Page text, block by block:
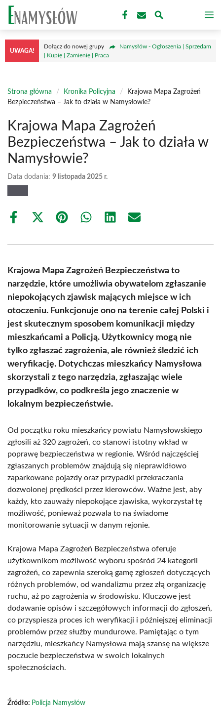
Przejdź
treści
UWAGA!
Dołącz do nowej grupy
Namysłów - Ogłoszenia | Sprzedam
| Kupię | Zamienię | Praca
Strona główna / Kronika Policyjna /
Krajowa Mapa Zagrożeń
Bezpieczeństwa – Jak to działa w Namysłowie?
Krajowa Mapa Zagrożeń
Bezpieczeństwa – Jak to działa w
Namysłowie?
Data dodania: 9 listopada 2025 r.
Share
Share
(Twitter)
Share Share Share Share
Krajowa Mapa Zagrożeń Bezpieczeństwa to
narzędzie, które umożliwia obywatelom zgłaszanie
niepokojących zjawisk mających miejsce w ich
otoczeniu. Funkcjonuje ono na terenie całej Polski i
jest skutecznym sposobem komunikacji między
mieszkańcami a Policją. Użytkownicy mogą nie
tylko zgłaszać zagrożenia, ale również śledzić ich
weryfikację. Dotychczas mieszkańcy Namysłowa
skorzystali z tego narzędzia, zgłaszając wiele
przypadków, co podkreśla jego znaczenie w
lokalnym bezpieczeństwie.
Od początku roku mieszkańcy powiatu Namysłowskiego
zgłosili aż 320 zagrożeń, co stanowi istotny wkład w
poprawę bezpieczeństwa w regionie. Wśród najczęściej
zgłaszanych problemów znajdują się nieprawidłowo
zaparkowane pojazdy oraz przypadki przekraczania
dozwolonej prędkości przez kierowców. Ważne jest, aby
każdy, kto zauważy niepokojące zjawiska, wykorzystał tę
możliwość, ponieważ pozwala to na świadome
monitorowanie sytuacji w danym rejonie.
Krajowa Mapa Zagrożeń Bezpieczeństwa oferuje
użytkownikom możliwość wyboru spośród 24 kategorii
zagrożeń, co zapewnia szeroką gamę zgłoszeń dotyczących
różnych problemów, od wandalizmu przez złą organizację
ruchu, aż po zagrożenia w środowisku. Kluczowe jest
dodawanie opisów i szczegółowych informacji do zgłoszeń,
co przyspiesza proces ich weryfikacji i późniejszej eliminacji
problemów przez służby mundurowe. Pamiętając o tym
narzędziu, mieszkańcy Namysłowa mają szansę na większe
poczucie bezpieczeństwa w swoich lokalnych
społecznościach.
Źródło: Policja Namysłów